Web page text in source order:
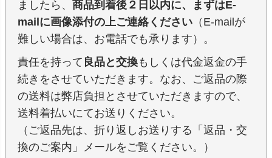
ましたら、 商品到着後２日以内に、まずはE-
mailに画像添付の上ご連絡ください （E-mailが
難しい場合は、お電話でも承ります）。
責任を持って 良品と交換もしくは代金返金の手
続きをさせていただきます。なお、ご返品の際
の送料は弊店負担とさせていただきますので、
送料着払いにてお送りください。
（ご返品先は、折り返しお送りする「返品・交
換のご案内」メールをご覧ください。）